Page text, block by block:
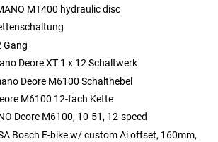
MT400 hydraulic disc
Gang
Deore XT 1 x 12 Schaltwerk
Deore M6100 Schalthebel
M6100 12-fach Kette
Deore M6100, 10-51, 12-speed
Bosch E-bike w/ custom Ai offset, 160mm,